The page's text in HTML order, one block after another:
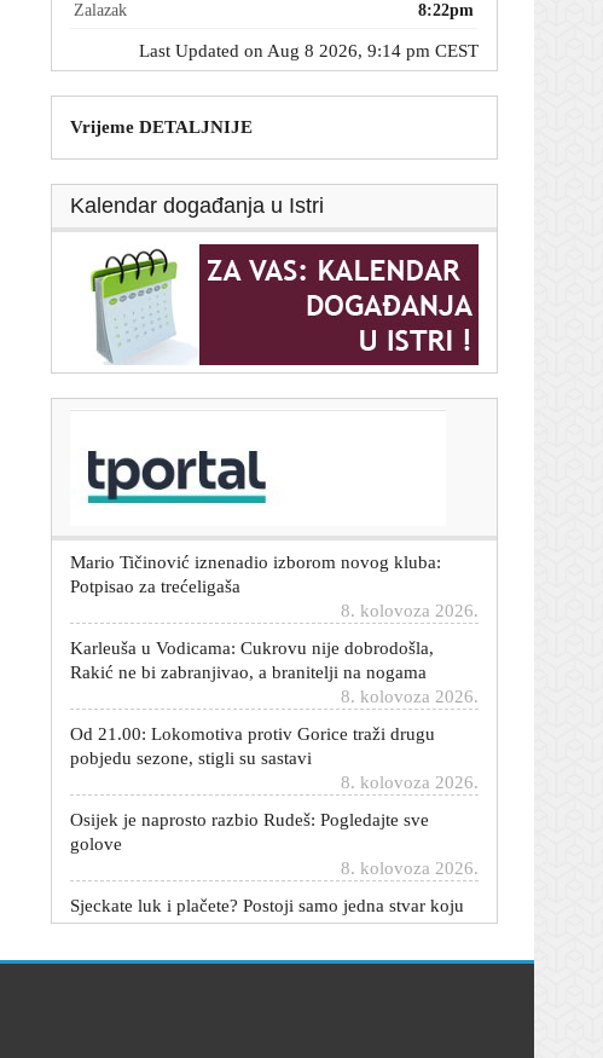
Zalazak
8:22pm
Last Updated on Aug 8 2026, 9:14 pm CEST
Vrijeme DETALJNIJE
Kalendar događanja u Istri
Motociklist poginuo na Učki: Promet u prekidu
8. kolovoza 2026.
Karleuša u Vodicama: Cukrovu nije dobrodošla,
8. kolovoza 2026.
Od 21.00: Lokomotiva protiv Gorice traži drugu
8. kolovoza 2026.
Osijek je naprosto razbio Rudeš: Pogledajte sve
8. kolovoza 2026.
Sjeckate luk i plačete? Postoji samo jedna stvar koju
8. kolovoza 2026.